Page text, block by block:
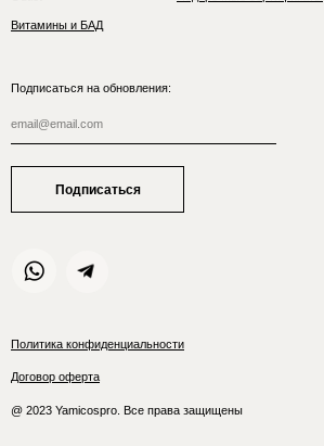
Политика конфиденциальности
Договор оферта
@ 2023 Yamicospro. Все права защищены
Витамины и БАД
Подписаться на обновления:
Подписаться